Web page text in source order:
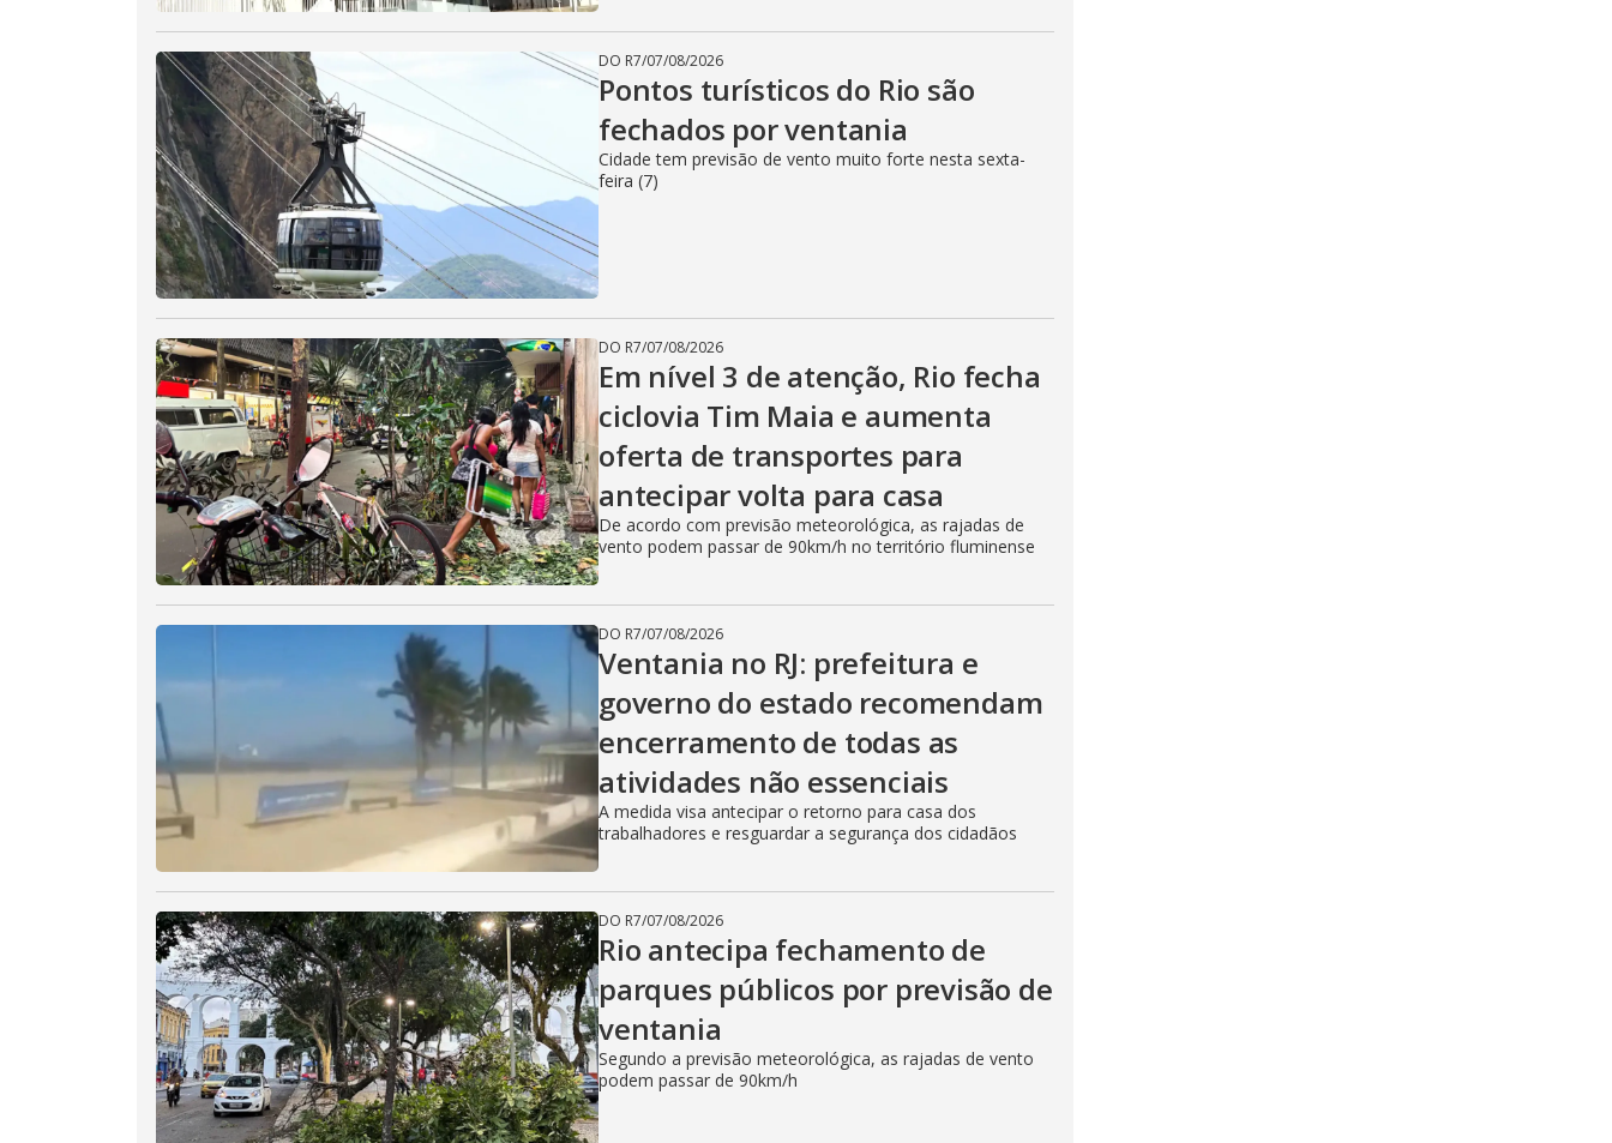
DO R7/07/08/2026
Pontos turísticos do Rio são
fechados por ventania
Cidade tem previsão de vento muito forte nesta sexta-
feira (7)
DO R7/07/08/2026
Em nível 3 de atenção, Rio fecha
ciclovia Tim Maia e aumenta
oferta de transportes para
antecipar volta para casa
De acordo com previsão meteorológica, as rajadas de
vento podem passar de 90km/h no território fluminense
DO R7/07/08/2026
Ventania no RJ: prefeitura e
governo do estado recomendam
encerramento de todas as
atividades não essenciais
A medida visa antecipar o retorno para casa dos
trabalhadores e resguardar a segurança dos cidadãos
DO R7/07/08/2026
Rio antecipa fechamento de
parques públicos por previsão de
ventania
Segundo a previsão meteorológica, as rajadas de vento
podem passar de 90km/h